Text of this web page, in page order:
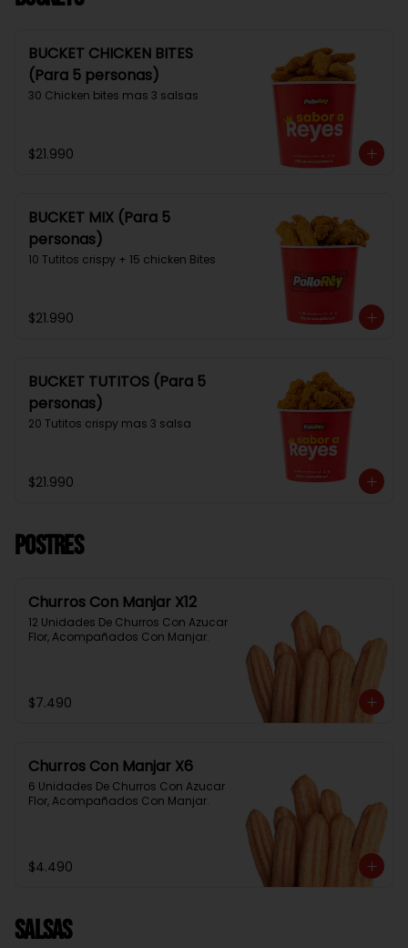
BUCKET CHICKEN BITES
(Para 5 personas)
30 Chicken bites mas 3 salsas
$21.990
BUCKET MIX (Para 5
personas)
10 Tutitos crispy + 15 chicken Bites
$21.990
BUCKET TUTITOS (Para 5
personas)
20 Tutitos crispy mas 3 salsa
$21.990
Postres
Churros Con Manjar X12
12 Unidades De Churros Con Azucar
Flor, Acompañados Con Manjar.
$7.490
Churros Con Manjar X6
6 Unidades De Churros Con Azucar
Flor, Acompañados Con Manjar.
$4.490
Salsas